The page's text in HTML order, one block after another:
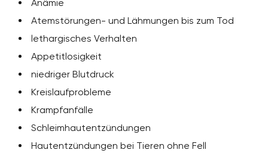
Anämie
Atemstörungen- und Lähmungen bis zum Tod
lethargisches Verhalten
Appetitlosigkeit
niedriger Blutdruck
Kreislaufprobleme
Krampfanfälle
Schleimhautentzündungen
Hautentzündungen bei Tieren ohne Fell